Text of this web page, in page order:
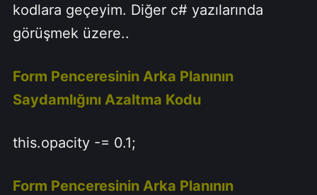
kodlara geçeyim. Diğer c# yazılarında
görüşmek üzere..
Form Penceresinin Arka Planının
Saydamlığını Azaltma Kodu
this.opacity -= 0.1;
Form Penceresinin Arka Planının